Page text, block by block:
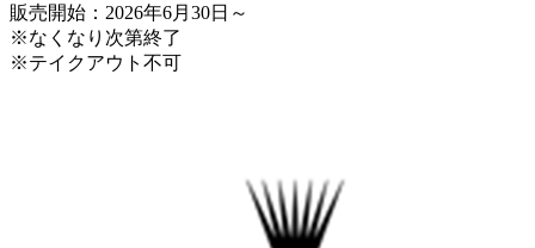
販売開始：2026年6月30日～
※なくなり次第終了
※テイクアウト不可